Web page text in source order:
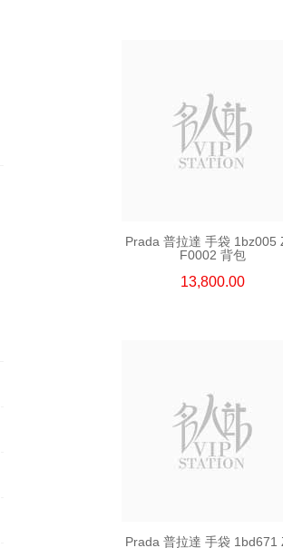
Prada 普拉達 手袋 1bz005
F0002 背包
13,800.00
Prada 普拉達 手袋 1bd671